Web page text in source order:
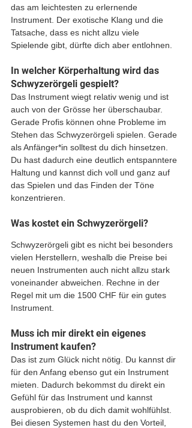
das am leichtesten zu erlernende
Instrument. Der exotische Klang und die
Tatsache, dass es nicht allzu viele
Spielende gibt, dürfte dich aber entlohnen.
In welcher Körperhaltung wird das
Schwyzerörgeli gespielt?
Das Instrument wiegt relativ wenig und ist
auch von der Grösse her überschaubar.
Gerade Profis können ohne Probleme im
Stehen das Schwyzerörgeli spielen. Gerade
als Anfänger*in solltest du dich hinsetzen.
Du hast dadurch eine deutlich entspanntere
Haltung und kannst dich voll und ganz auf
das Spielen und das Finden der Töne
konzentrieren.
Was kostet ein Schwyzerörgeli?
Schwyzerörgeli gibt es nicht bei besonders
vielen Herstellern, weshalb die Preise bei
neuen Instrumenten auch nicht allzu stark
voneinander abweichen. Rechne in der
Regel mit um die 1500 CHF für ein gutes
Instrument.
Muss ich mir direkt ein eigenes
Instrument kaufen?
Das ist zum Glück nicht nötig. Du kannst dir
für den Anfang ebenso gut ein Instrument
mieten. Dadurch bekommst du direkt ein
Gefühl für das Instrument und kannst
ausprobieren, ob du dich damit wohlfühlst.
Bei diesen Systemen hast du den Vorteil,